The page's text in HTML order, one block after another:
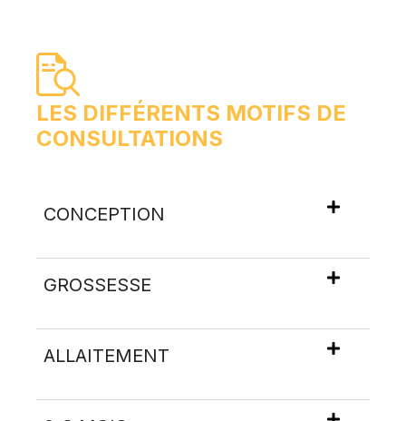
LES DIFFÉRENTS MOTIFS DE
CONSULTATIONS
CONCEPTION
GROSSESSE
ALLAITEMENT